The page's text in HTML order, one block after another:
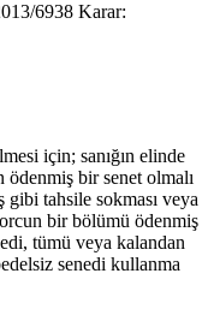
6938 Karar:
için; sanığın elinde
ödenmiş bir senet olmalı
gibi tahsile sokması veya
bir bölümü ödenmiş
tümü veya kalandan
senedi kullanma